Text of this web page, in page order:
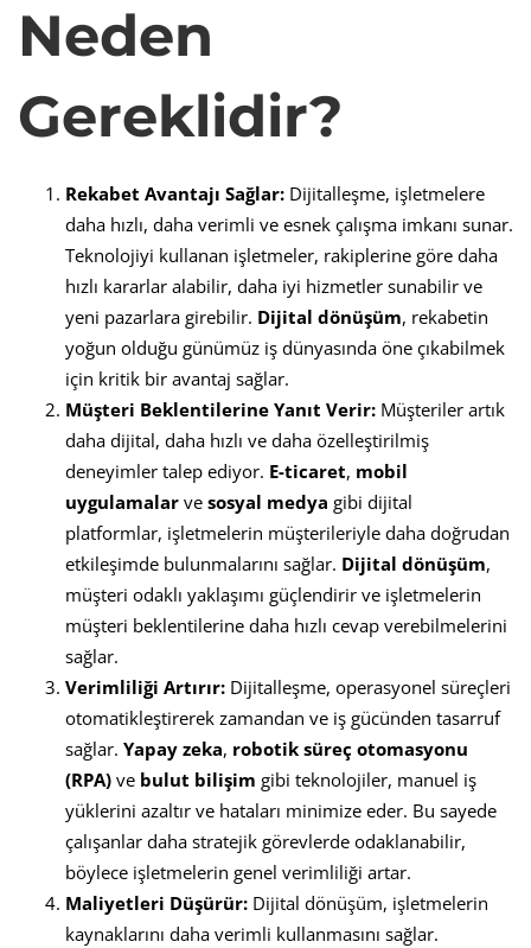
Neden
Gereklidir?
Rekabet Avantajı Sağlar: Dijitalleşme, işletmelere
daha hızlı, daha verimli ve esnek çalışma imkanı sunar.
Teknolojiyi kullanan işletmeler, rakiplerine göre daha
hızlı kararlar alabilir, daha iyi hizmetler sunabilir ve
yeni pazarlara girebilir. Dijital dönüşüm, rekabetin
yoğun olduğu günümüz iş dünyasında öne çıkabilmek
için kritik bir avantaj sağlar.
Müşteri Beklentilerine Yanıt Verir: Müşteriler artık
daha dijital, daha hızlı ve daha özelleştirilmiş
deneyimler talep ediyor. E-ticaret, mobil
uygulamalar ve sosyal medya gibi dijital
platformlar, işletmelerin müşterileriyle daha doğrudan
etkileşimde bulunmalarını sağlar. Dijital dönüşüm,
müşteri odaklı yaklaşımı güçlendirir ve işletmelerin
müşteri beklentilerine daha hızlı cevap verebilmelerini
sağlar.
Verimliliği Artırır: Dijitalleşme, operasyonel süreçleri
otomatikleştirerek zamandan ve iş gücünden tasarruf
sağlar. Yapay zeka, robotik süreç otomasyonu
(RPA) ve bulut bilişim gibi teknolojiler, manuel iş
yüklerini azaltır ve hataları minimize eder. Bu sayede
çalışanlar daha stratejik görevlerde odaklanabilir,
böylece işletmelerin genel verimliliği artar.
Maliyetleri Düşürür: Dijital dönüşüm, işletmelerin
kaynaklarını daha verimli kullanmasını sağlar.